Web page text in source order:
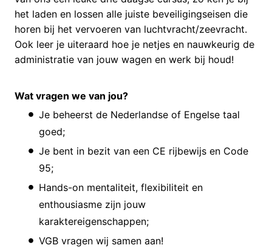
het laden en lossen alle juiste beveiligingseisen die
horen bij het vervoeren van luchtvracht/zeevracht.
Ook leer je uiteraard hoe je netjes en nauwkeurig de
administratie van jouw wagen en werk bij houd!
Wat vragen we van jou?
Je beheerst de Nederlandse of Engelse taal
goed;
Je bent in bezit van een CE rijbewijs en Code
95;
Hands-on mentaliteit, flexibiliteit en
enthousiasme zijn jouw
karaktereigenschappen;
VGB vragen wij samen aan!